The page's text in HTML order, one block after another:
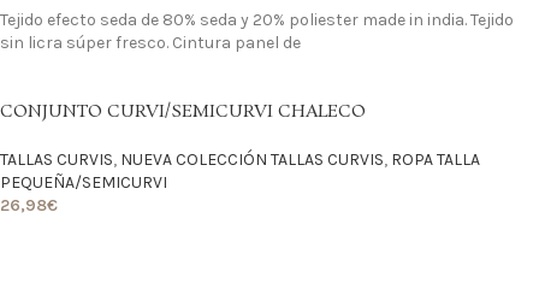
Tejido efecto seda de 80% seda y 20% poliester made in india. Tejido
sin licra súper fresco. Cintura panel de
CONJUNTO CURVI/SEMICURVI CHALECO
TALLAS CURVIS, NUEVA COLECCIÓN TALLAS CURVIS, ROPA TALLA
PEQUEÑA/SEMICURVI
26,98€